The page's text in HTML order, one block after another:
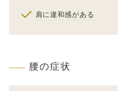
肩に違和感がある
腰の症状